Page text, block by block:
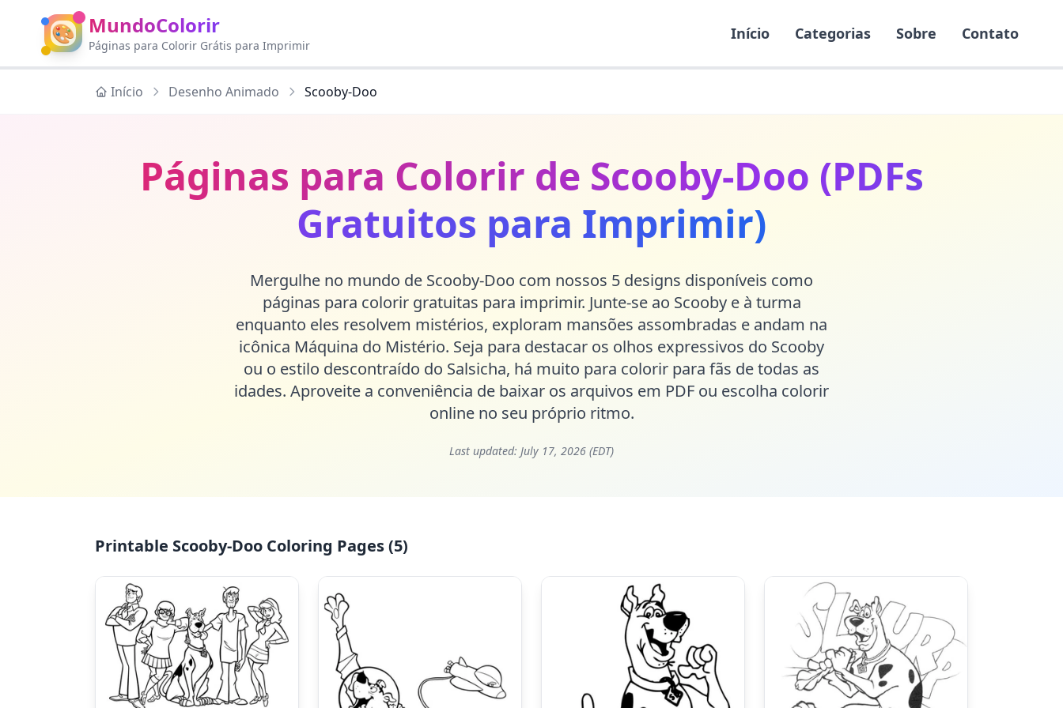
🎨 MundoColorir
Páginas para Colorir Grátis para Imprimir
Início Categorias Sobre Contato
Início Desenho Animado Scooby-Doo
Páginas para Colorir de Scooby-Doo (PDFs
Gratuitos para Imprimir)
Mergulhe no mundo de Scooby-Doo com nossos 5 designs disponíveis como
páginas para colorir gratuitas para imprimir. Junte-se ao Scooby e à turma
enquanto eles resolvem mistérios, exploram mansões assombradas e andam na
icônica Máquina do Mistério. Seja para destacar os olhos expressivos do Scooby
ou o estilo descontraído do Salsicha, há muito para colorir para fãs de todas as
idades. Aproveite a conveniência de baixar os arquivos em PDF ou escolha colorir
online no seu próprio ritmo.
Last updated: July 17, 2026 (EDT)
Printable Scooby-Doo Coloring Pages (5)